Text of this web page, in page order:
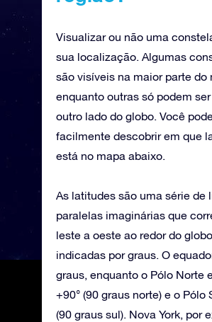
Visualizar ou não uma
sua localização. Algumas
são visíveis na maior parte do
enquanto outras só podem
outro lado do globo. Você
facilmente descobrir em que
está no mapa abaixo.
As latitudes são uma série de
paralelas imaginárias que
leste a oeste ao redor do
indicadas por graus. O
graus, enquanto o Pólo Norte
+90° (90 graus norte) e o Pólo
(90 graus sul). Nova York, por